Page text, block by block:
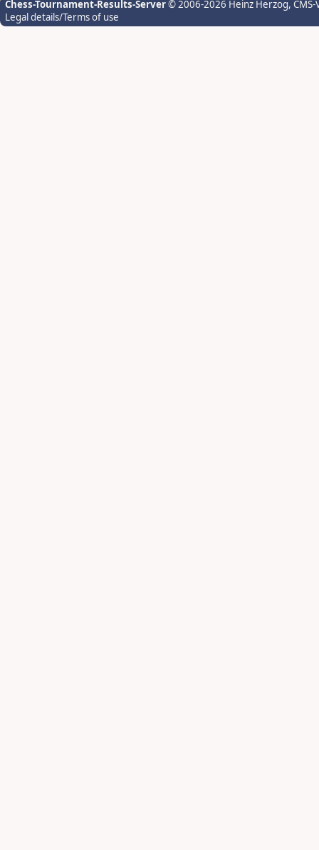
Chess-Tournament-Results-Server© 2006-2026 Heinz Herzog,
Legal details/Terms of use